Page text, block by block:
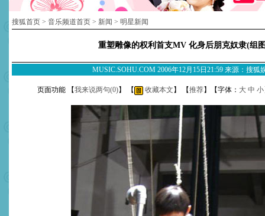
搜狐首页 > 音乐频道首页 > 新闻 > 明星新闻
重塑雕像的权利首支MV 化身后朋克奴隶(组
MUSIC.SOHU.COM 2006年12月15日21:59 来源：搜狐
页面功能 【我来说两句(0)】 【 收藏本文 】 【推荐】【字体： 大 中 小